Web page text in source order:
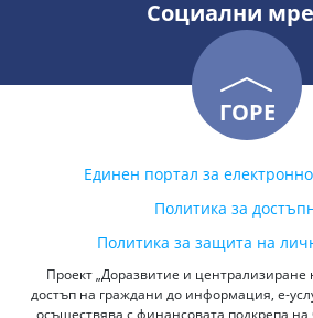
Социални
ГОРЕ
Единен портал за
Политика за
Политика за защита на
Проект „Доразвитие и централизиране
достъп на граждани до информация, е-
осъществява с финансовата подкрепа